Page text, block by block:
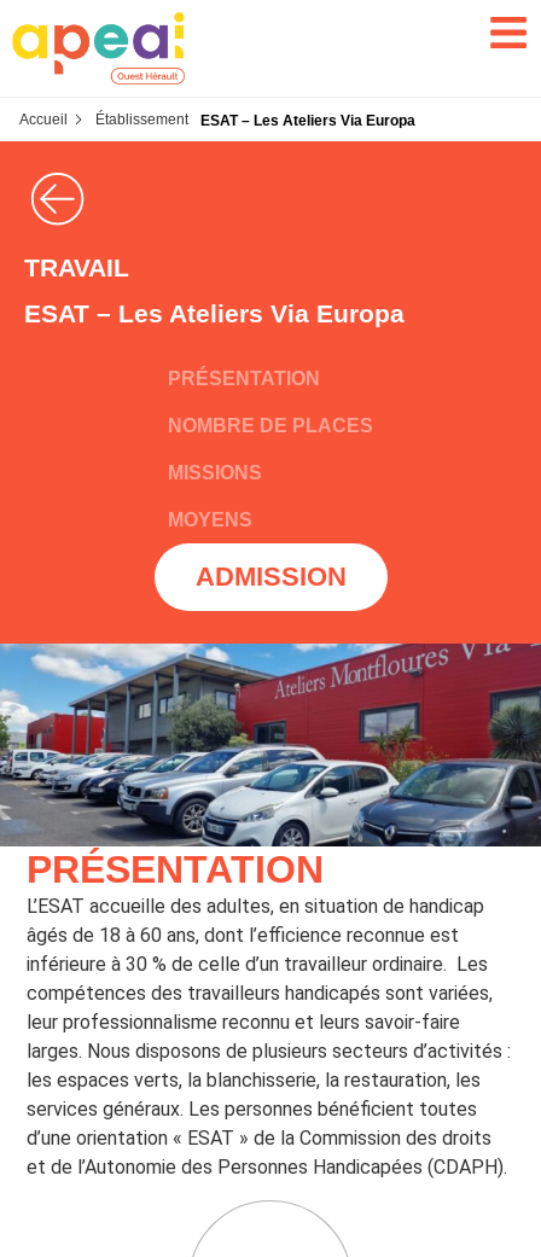
Accueil Établissement ESAT – Les Ateliers Via Europa
TRAVAIL
ESAT – Les Ateliers Via Europa
PRÉSENTATION
NOMBRE DE PLACES
MISSIONS
MOYENS
ADMISSION
PRÉSENTATION
L’ESAT accueille des adultes, en situation de handicap
âgés de 18 à 60 ans, dont l’efficience reconnue est
inférieure à 30 % de celle d’un travailleur ordinaire.
Les
compétences des travailleurs handicapés sont variées,
leur professionnalisme reconnu et leurs savoir-faire
larges. Nous disposons de plusieurs secteurs d’activités :
les espaces verts, la blanchisserie, la restauration, les
services généraux. Les personnes bénéficient toutes
d’une orientation « ESAT » de la Commission des droits
et de l’Autonomie des Personnes Handicapées (CDAPH).